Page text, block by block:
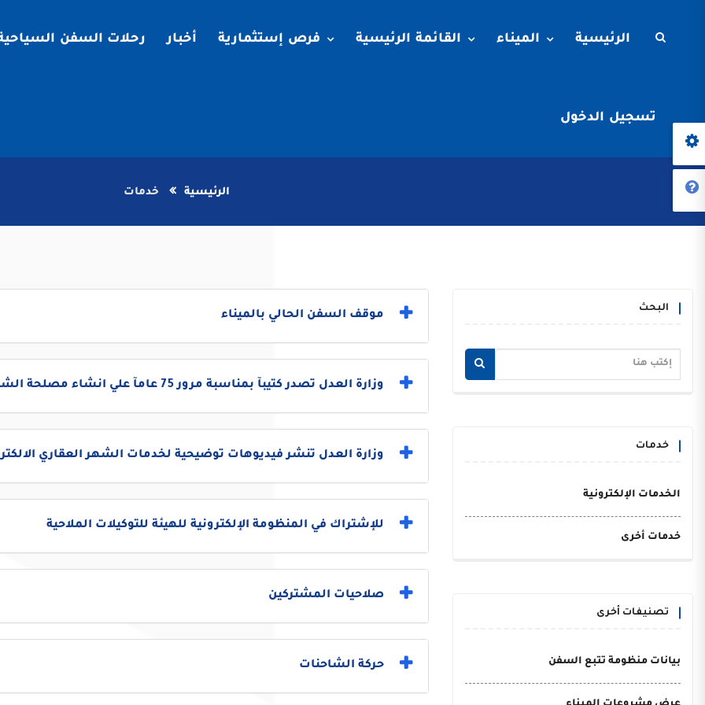
الرئيسية الميناء القائمة الرئيسية فرص إستثمارية أخبار رحلات السفن
تسجيل الدخول
الرئيسية خدمات
البحث
خدمات
الخدمات الإلكترونية
خدمات أخرى
تصنيفات أخرى
بيانات منظومة تتبع السفن
موقف السفن الحالي بالميناء
وزارة العدل تصدر كتيبآ بمناسبة مرور 75 عامآ علي انشاء مصلحة الشهر العقاري
وزارة العدل تنشر فيديوهات توضيحية لخدمات الشهر العقاري
للإشتراك في المنظومة الإلكترونية للهيئة للتوكيلات الملاحية
صلاحيات المشتركين
حركة الشاحنات